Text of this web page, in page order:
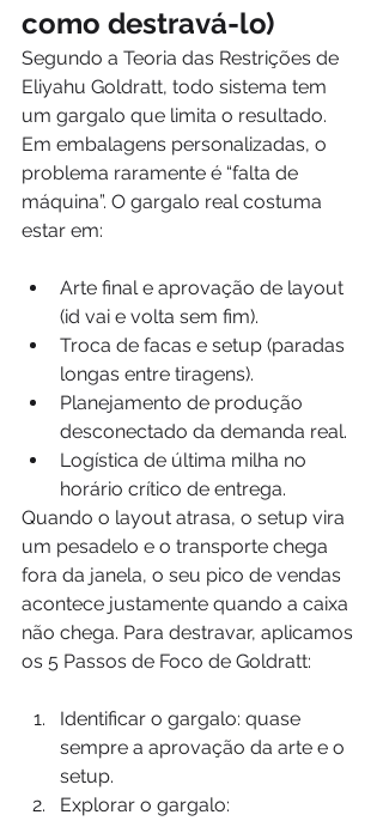
como destravá-lo)
Segundo a Teoria das Restrições de
Eliyahu Goldratt, todo sistema tem
um gargalo que limita o resultado.
Em embalagens personalizadas, o
problema raramente é “falta de
máquina”. O gargalo real costuma
estar em:
Arte final e aprovação de layout
(id vai e volta sem fim).
Troca de facas e setup (paradas
longas entre tiragens).
Planejamento de produção
desconectado da demanda real.
Logística de última milha no
horário crítico de entrega.
Quando o layout atrasa, o setup vira
um pesadelo e o transporte chega
fora da janela, o seu pico de vendas
acontece justamente quando a caixa
não chega. Para destravar, aplicamos
os 5 Passos de Foco de Goldratt:
Identificar o gargalo: quase
sempre a aprovação da arte e o
setup.
Explorar o gargalo: